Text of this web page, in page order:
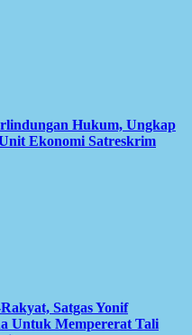
Hukum, Ungkap
Ekonomi Satreskrim
Satgas Yonif
Untuk Mempererat Tali